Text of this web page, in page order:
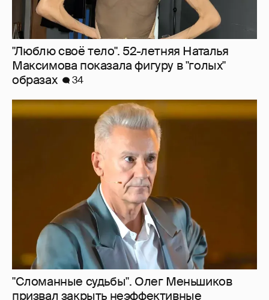
"Сломанные судьбы". Олег Меньшиков
призвал закрыть неэффективные
театральные вузы в России